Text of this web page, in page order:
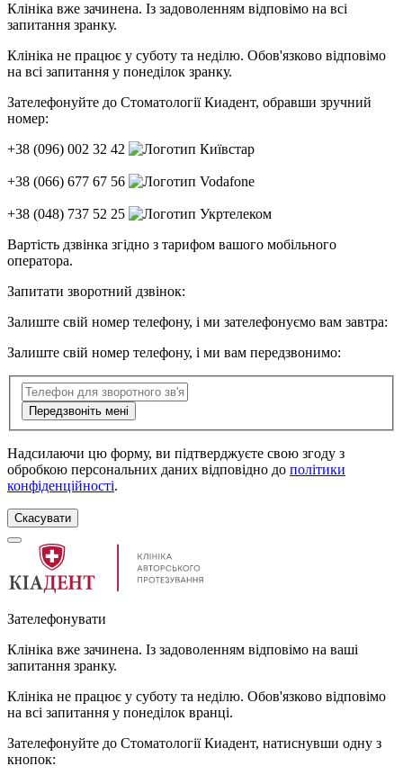
Клініка вже зачинена. Із задоволенням відповімо на всі
запитання зранку.
Клініка не працює у суботу та неділю. Обов'язково відповімо
на всі запитання у понеділок зранку.
Зателефонуйте до Стоматології Киадент, обравши зручний
номер:
+38 (096) 002 32 42
+38 (066) 677 67 56
+38 (048) 737 52 25
Вартість дзвінка згідно з тарифом вашого мобільного
оператора.
Запитати зворотний дзвінок:
Залиште свій номер телефону, і ми зателефонуємо вам завтра:
Залиште свій номер телефону, і ми вам передзвонимо:
Передзвоніть мені
Надсилаючи цю форму, ви підтверджуєте свою згоду з
обробкою персональних даних відповідно до політики
конфіденційності.
Скасувати
Зателефонувати
Клініка вже зачинена. Із задоволенням відповімо на ваші
запитання зранку.
Клініка не працює у суботу та неділю. Обов'язково відповімо
на всі запитання у понеділок вранці.
Зателефонуйте до Стоматології Киадент, натиснувши одну з
кнопок: